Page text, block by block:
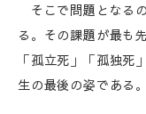
そこで問題となる
る。その課題が最も
「孤立死」「孤独死
生の最後の姿である。